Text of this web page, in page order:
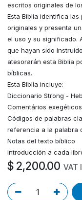
escritos originales de
Esta Biblia identifica
originales y presenta
el uso y su significado.
que hayan sido
atesorarán esta Biblia
bíblicas.
Esta Biblia incluye:
Diccionario Strong -
Comentários
Códigos de palabras
referencia a la palabra
Notas del texto bíblico
Introducción a cada
$ 2,200.00 VAT